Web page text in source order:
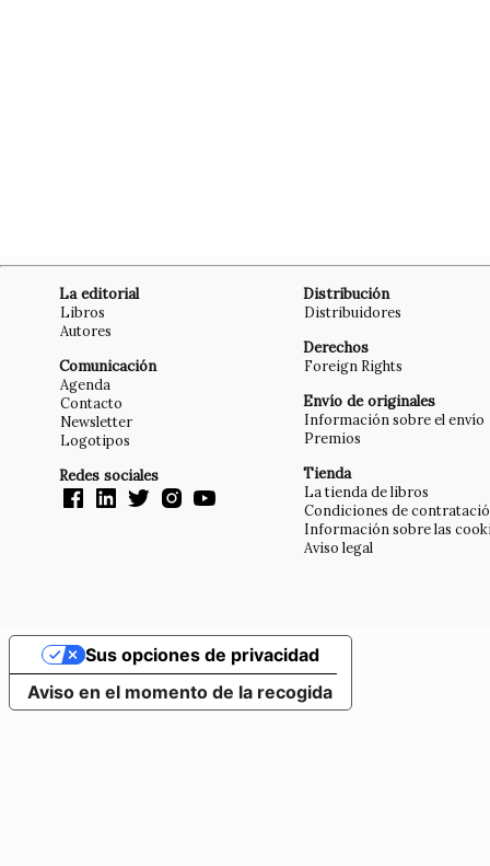
La editorial
Libros
Autores
Comunicación
Agenda
Contacto
Newsletter
Logotipos
Redes sociales
Distribución
Distribuidores
Derechos
Foreign Rights
Envío de originales
Información sobre el envío
Premios
Tienda
La tienda de libros
Condiciones de
Información sobre las
Aviso legal
Aviso en el momento de la recogida
Sus opciones de privacidad